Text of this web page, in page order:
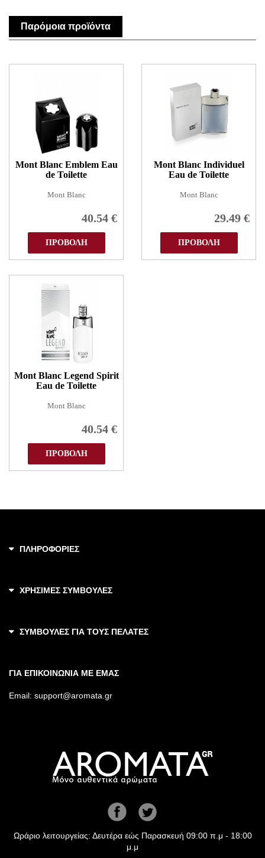
Παρόμοια προϊόντα
Mont Blanc Emblem Eau
de Toilette
Mont Blanc
40.54 €
ΠΡΟΒΟΛΗ
Mont Blanc Individuel
Eau de Toilette
Mont Blanc
29.49 €
ΠΡΟΒΟΛΗ
Mont Blanc Legend Spirit
Eau de Toilette
Mont Blanc
40.54 €
ΠΡΟΒΟΛΗ
ΠΛΗΡΟΦΟΡΙΕΣ
ΧΡΗΣΙΜΕΣ ΣΥΜΒΟΥΛΕΣ
ΣΥΜΒΟΥΛΕΣ ΓΙΑ ΤΟΥΣ ΠΕΛΑΤΕΣ
ΓΙΑ ΕΠΙΚΟΙΝΩΝΙΑ ΜΕ ΕΜΑΣ
Email: support@aromata.gr
Ωράριο λειτουργείας: Δευτέρα εώς Παρασκευή 09:00 π.μ - 18:00
μ.μ